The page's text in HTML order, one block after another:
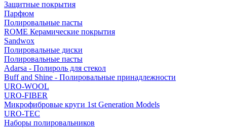
Защитные покрытия
Парфюм
Полировальные пасты
ROME Керамические покрытия
Sandwox
Полировальные диски
Полировальные пасты
Adarsa - Полироль для стекол
Buff and Shine - Полировальные принадлежности
URO-WOOL
URO-FIBER
Микрофибровые круги 1st Generation Models
URO-TEC
Наборы полировальников